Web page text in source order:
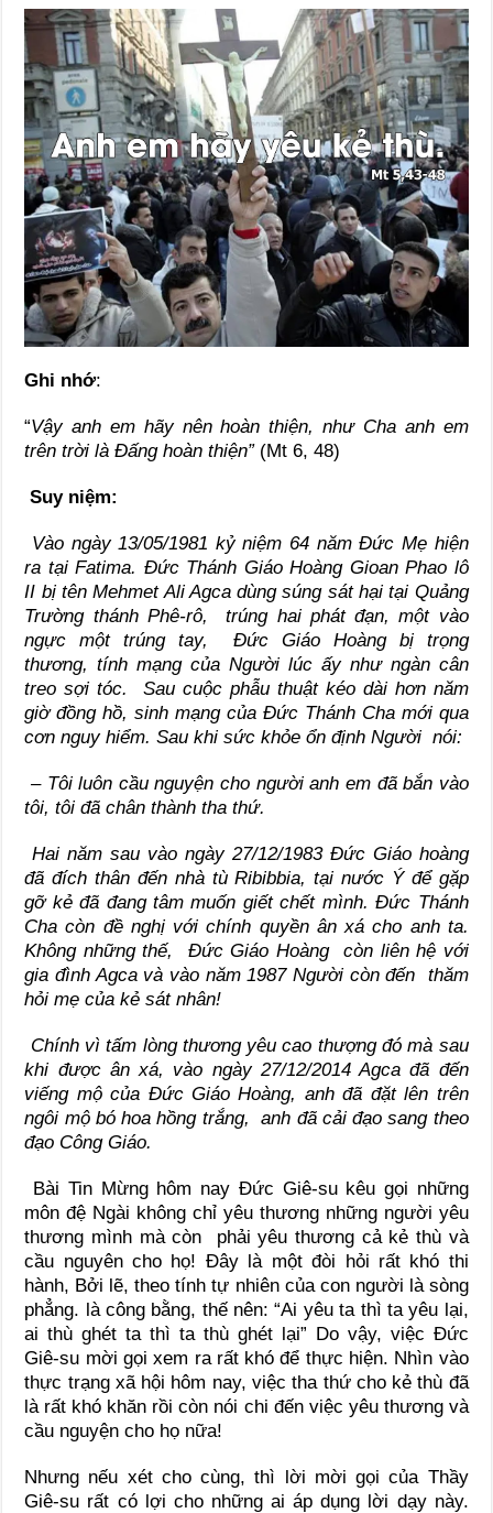
Ghi nhớ:
“Vậy anh em hãy nên hoàn thiện, như Cha anh em
trên trời là Đấng hoàn thiện” (Mt 6, 48)
Suy niệm:
Vào ngày 13/05/1981 kỷ niệm 64 năm Đức Mẹ hiện
ra tại Fatima. Đức Thánh Giáo Hoàng Gioan Phao lô
II bị tên Mehmet Ali Agca dùng súng sát hại tại Quảng
Trường thánh Phê-rô, trúng hai phát đạn, một vào
ngực một trúng tay, Đức Giáo Hoàng bị trọng
thương, tính mạng của Người lúc ấy như ngàn cân
treo sợi tóc. Sau cuộc phẫu thuật kéo dài hơn năm
giờ đồng hồ, sinh mạng của Đức Thánh Cha mới qua
cơn nguy hiểm. Sau khi sức khỏe ổn định Người nói:
– Tôi luôn cầu nguyện cho người anh em đã bắn vào
tôi, tôi đã chân thành tha thứ.
Hai năm sau vào ngày 27/12/1983 Đức Giáo hoàng
đã đích thân đến nhà tù Ribibbia, tại nước Ý để gặp
gỡ kẻ đã đang tâm muốn giết chết mình. Đức Thánh
Cha còn đề nghị với chính quyền ân xá cho anh ta.
Không những thế, Đức Giáo Hoàng còn liên hệ với
gia đình Agca và vào năm 1987 Người còn đến thăm
hỏi mẹ của kẻ sát nhân!
Chính vì tấm lòng thương yêu cao thượng đó mà sau
khi được ân xá, vào ngày 27/12/2014 Agca đã đến
viếng mộ của Đức Giáo Hoàng, anh đã đặt lên trên
ngôi mộ bó hoa hồng trắng, anh đã cải đạo sang theo
đạo Công Giáo.
Bài Tin Mừng hôm nay Đức Giê-su kêu gọi những
môn đệ Ngài không chỉ yêu thương những người yêu
thương mình mà còn phải yêu thương cả kẻ thù và
cầu nguyên cho họ! Đây là một đòi hỏi rất khó thi
hành, Bởi lẽ, theo tính tự nhiên của con người là sòng
phẳng. là công bằng, thế nên: “Ai yêu ta thì ta yêu lại,
ai thù ghét ta thì ta thù ghét lại” Do vậy, việc Đức
Giê-su mời gọi xem ra rất khó để thực hiện. Nhìn vào
thực trạng xã hội hôm nay, việc tha thứ cho kẻ thù đã
là rất khó khăn rồi còn nói chi đến việc yêu thương và
cầu nguyện cho họ nữa!
Nhưng nếu xét cho cùng, thì lời mời gọi của Thầy
Giê-su rất có lợi cho những ai áp dụng lời dạy này.